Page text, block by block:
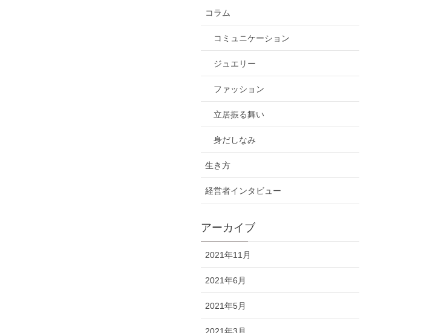
コラム
コミュニケーション
ジュエリー
ファッション
立居振る舞い
身だしなみ
生き方
経営者インタビュー
アーカイブ
2021年11月
2021年6月
2021年5月